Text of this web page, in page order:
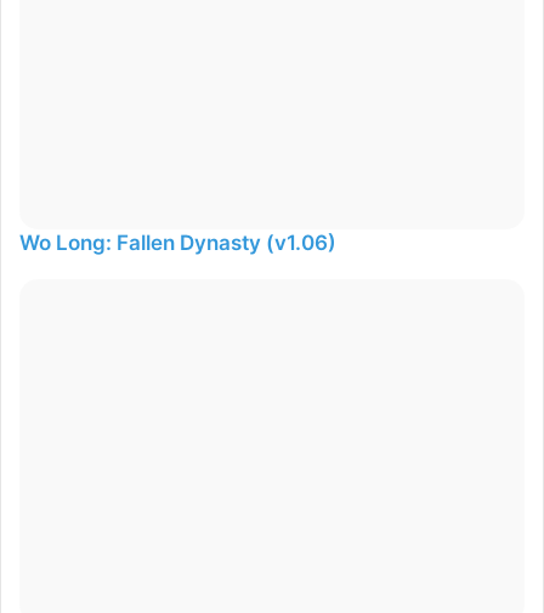
Wo Long: Fallen Dynasty (v1.06)